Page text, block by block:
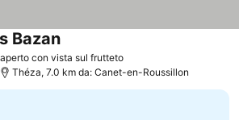
con vista sul fruttetoScopri i prezzi
BazanScopri i prezzi
Théza, 7.0 km da: Canet-en-Roussillon